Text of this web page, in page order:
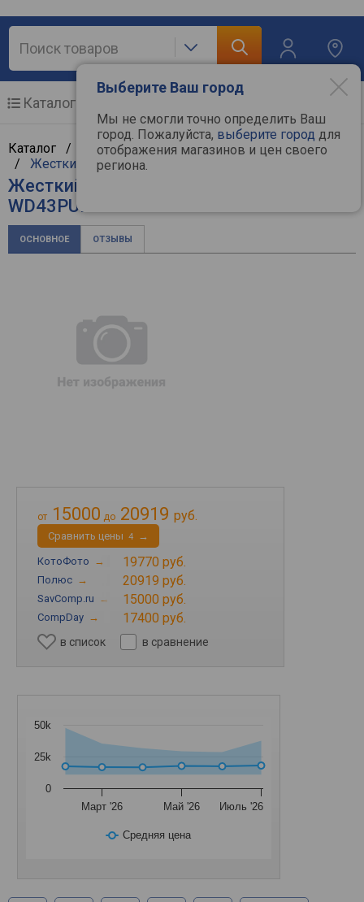
Выберите Ваш город
Мы не смогли точно определить Ваш
город. Пожалуйста, выберите город для
отображения магазинов и цен своего
региона.
Каталог
Каталог / Компьютерная техника/ Комплектующие
/ Жесткие диски/
Жесткий диск WD Purple Surveillance
WD43PURZ
ОСНОВНОЕ ОТЗЫВЫ
от 15000 до 20919 руб.
Cравнить цены 4 →
КотоФото → 19770 руб.
Полюс → 20919 руб.
SavComp.ru → 15000 руб.
CompDay → 17400 руб.
в список в сравнение
Средняя цена
Март '26 Май '26 Июль '26
0
25k
50k